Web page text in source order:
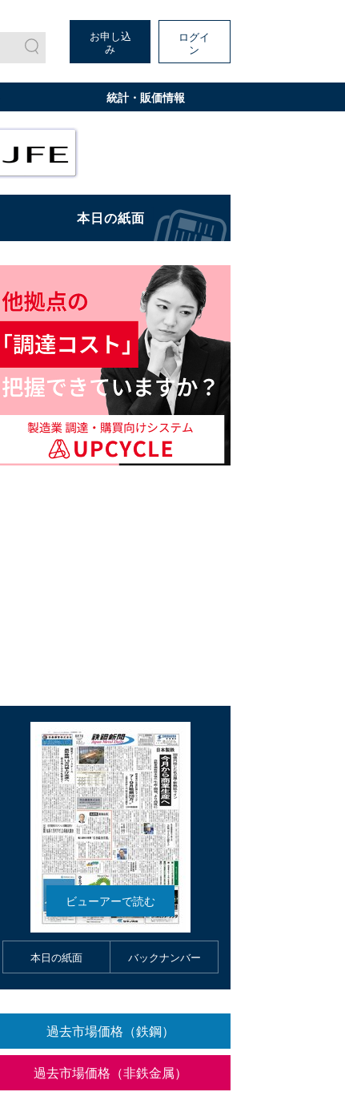
お申し込
み
ログイ
ン
統計・販価情報
本日の紙面 バックナンバー
過去市場価格（鉄鋼）
過去市場価格（非鉄金属）